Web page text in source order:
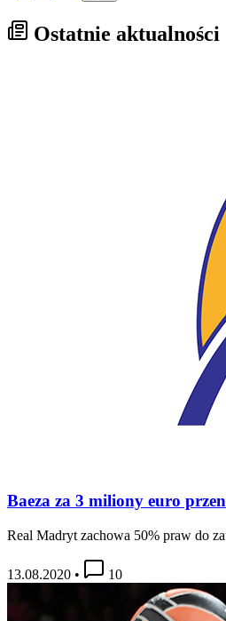
Ostatnie aktualności
Baeza za 3 miliony euro
Real Madryt zachowa 50% praw do
13.08.2020 • 10